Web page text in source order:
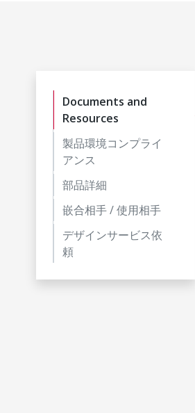
Documents and
Resources
製品環境コンプライ
アンス
部品詳細
嵌合相手 / 使用相手
デザインサービス依
頼